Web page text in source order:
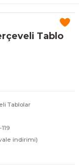
Tablo
Tablolar
indirimi)